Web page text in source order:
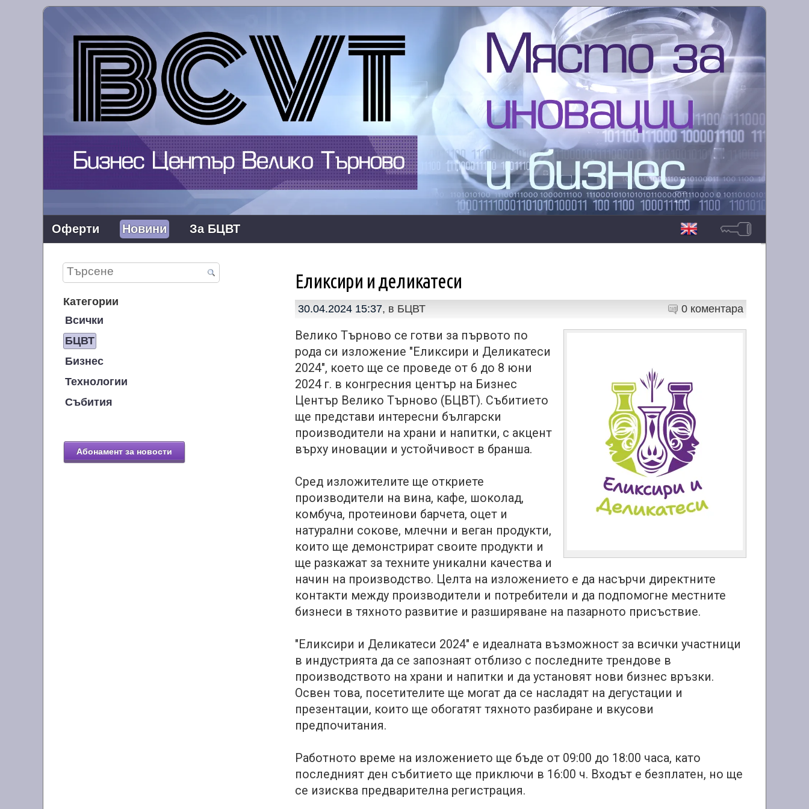
Оферти Новини За БЦВТ
Категории
Всички
БЦВТ
Бизнес
Технологии
Събития
Еликсири и деликатеси
0 коментара
30.04.2024 15:37, в БЦВТ
Велико Търново се готви за първото по
рода си изложение "Еликсири и Деликатеси
2024", което ще се проведе от 6 до 8 юни
2024 г. в конгресния център на Бизнес
Център Велико Търново (БЦВТ). Събитието
ще представи интересни български
производители на храни и напитки, с акцент
върху иновации и устойчивост в бранша.
Сред изложителите ще откриете
производители на вина, кафе, шоколад,
комбуча, протеинови барчета, оцет и
натурални сокове, млечни и веган продукти,
които ще демонстрират своите продукти и
ще разкажат за техните уникални качества и
начин на производство. Целта на изложението е да насърчи директните
контакти между производители и потребители и да подпомогне местните
бизнеси в тяхното развитие и разширяване на пазарното присъствие.
"Еликсири и Деликатеси 2024" е идеалната възможност за всички участници
в индустрията да се запознаят отблизо с последните трендове в
производството на храни и напитки и да установят нови бизнес връзки.
Освен това, посетителите ще могат да се насладят на дегустации и
презентации, които ще обогатят тяхното разбиране и вкусови
предпочитания.
Работното време на изложението ще бъде от 09:00 до 18:00 часа, като
последният ден събитието ще приключи в 16:00 ч. Входът е безплатен, но ще
се изисква предварителна регистрация.